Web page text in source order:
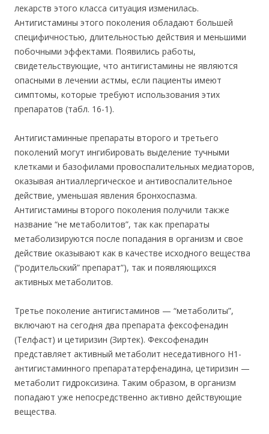
лекарств этого класса ситуация изменилась.
Антигистамины этого поколения обладают большей
специфичностью, длительностью действия и меньшими
побочными эффектами. Появились работы,
свидетельствующие, что антигистамины не являются
опасными в лечении астмы, если пациенты имеют
симптомы, которые требуют использования этих
препаратов (табл. 16-1).
Антигистаминные препараты второго и третьего
поколений могут ингибировать выделение тучными
клетками и базофилами провоспалительных медиаторов,
оказывая антиаллергическое и антивоспалительное
действие, уменьшая явления бронхоспазма.
Антигистамины второго поколения получили также
название “не метаболитов”, так как препараты
метаболизируются после попадания в организм и свое
действие оказывают как в качестве исходного вещества
(“родительский” препарат”), так и появляющихся
активных метаболитов.
Третье поколение антигистаминов — “метаболиты”,
включают на сегодня два препарата фексофенадин
(Телфаст) и цетиризин (Зиртек). Фексофенадин
представляет активный метаболит неседативного Н1-
антигистаминного препарататерфенадина, цетиризин —
метаболит гидроксизина. Таким образом, в организм
попадают уже непосредственно активно действующие
вещества.